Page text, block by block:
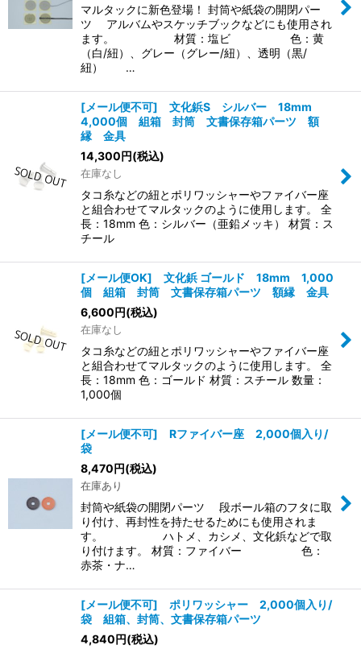
マルタックに新色登場！ 封筒や紙袋の開閉パー
ツ アルバムやスケッチブックなどにも使用され
ます。 材質：塩ビ 色：黄
（白/紐）、グレー（グレー/紐）、透明（黒/
紐） …
[メール便不可] 文化鋲S シルバー 18mm
4,000個 組箱 封筒 文書保存箱パーツ 額
縁 金具
14,300円(税込)
在庫なし
タコ糸などの紐とポリワッシャーやファイバー座
と組合わせてマルタックのように使用します。 全
長：18mm 色：シルバー（亜鉛メッキ） 材質：ス
チール
[メール便OK] 文化鋲 ゴールド 18mm 1,000
個 組箱 封筒 文書保存箱パーツ 額縁 金具
6,600円(税込)
在庫なし
タコ糸などの紐とポリワッシャーやファイバー座
と組合わせてマルタックのように使用します。 全
長：18mm 色：ゴールド 材質：スチール 数量：
1,000個
[メール便不可] Rファイバー座 2,000個入り/
袋
8,470円(税込)
在庫あり
封筒や紙袋の開閉パーツ 段ボール箱のフタに取
り付け、再封性を持たせるためにも使用されま
す。 ハトメ、カシメ、文化鋲などで取
り付けます。 材質：ファイバー 色：
赤茶・ナ…
[メール便不可] ポリワッシャー 2,000個入り/
袋 組箱、封筒、文書保存箱パーツ
4,840円(税込)